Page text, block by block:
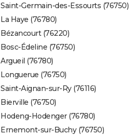
Saint-Germain-des-Essourts (76750)
La Haye (76780)
Bézancourt (76220)
Bosc-Édeline (76750)
Argueil (76780)
Longuerue (76750)
Saint-Aignan-sur-Ry (76116)
Bierville (76750)
Hodeng-Hodenger (76780)
Ernemont-sur-Buchy (76750)